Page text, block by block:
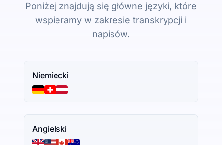
Poniżej znajdują się główne języki, które
wspieramy w zakresie transkrypcji i
napisów.
Niemiecki
Angielski